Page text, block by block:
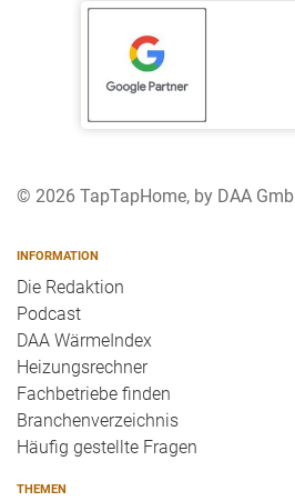
© 2026 TapTapHome, by DAA
INFORMATION
Die Redaktion
Podcast
DAA WärmeIndex
Heizungsrechner
Fachbetriebe finden
Branchenverzeichnis
Häufig gestellte Fragen
THEMEN